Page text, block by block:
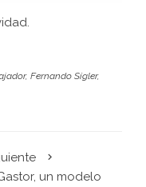
, Fernando Sígler,
un modelo